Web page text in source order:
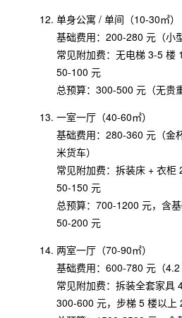
单身公寓 / 单间（10-30㎡）
基础费用：200-280 元（小
常见附加费：无电梯 3-5 楼
50-100 元
总预算：300-500 元（无贵
一室一厅（40-60㎡）
基础费用：280-360 元（金
米货车）
常见附加费：拆装床 + 衣
50-150 元
总预算：700-1200 元，含
50-200 元
两室一厅（70-90㎡）
基础费用：600-780 元（4.2
常见附加费：拆装全套家具
300-600 元，步梯 5 楼以上